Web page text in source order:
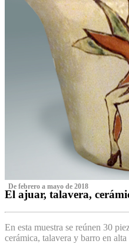
‌ De febrero a mayo de 2018
El ajuar, talavera,
En esta muestra se reúnen 30
cerámica, talavera y barro en